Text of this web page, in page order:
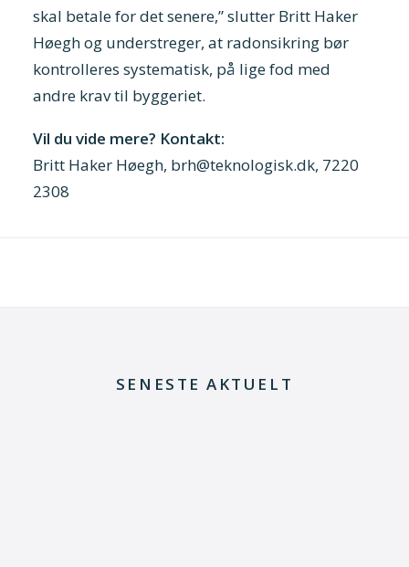
skal betale for det senere,” slutter Britt Haker
Høegh og understreger, at radonsikring bør
kontrolleres systematisk, på lige fod med
andre krav til byggeriet.
Vil du vide mere? Kontakt:
Britt Haker Høegh, brh@teknologisk.dk, 7220
2308
SENESTE AKTUELT